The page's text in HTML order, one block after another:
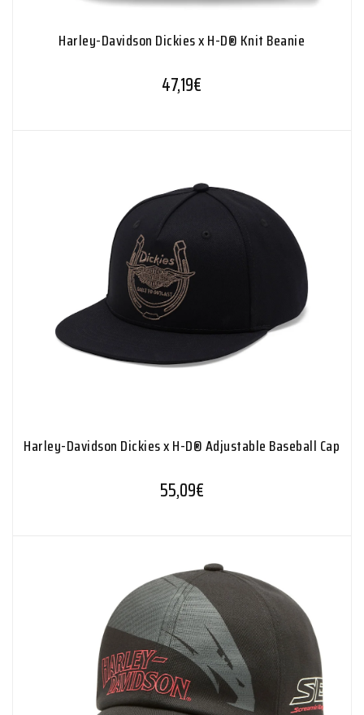
Harley-Davidson Dickies x H-D® Knit Beanie
47,19€
Harley-Davidson Dickies x H-D® Adjustable Baseball Cap
55,09€